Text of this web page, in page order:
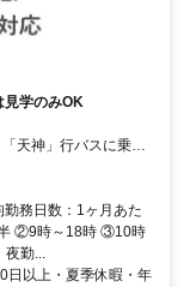
見学のみOK
天神」行バスに乗車
務日数：1ヶ月あた
②9時～18時 ③10時
夜勤...
日以上・夏季休暇・年